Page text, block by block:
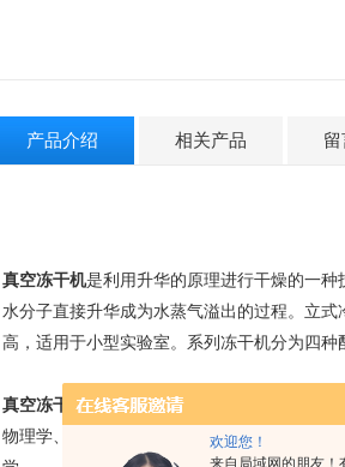
欢迎您！
来自局域网的朋友！
产品介绍 相关产品
真空冻干机是利用升华的原理进行干燥的一
水分子直接升华成为水蒸气溢出的过程。 立式
高，适用于小型实验室。 系列冻干机分为四种
真空冻干机应用领域
物理学、生物学、医学、化学、病理学、药